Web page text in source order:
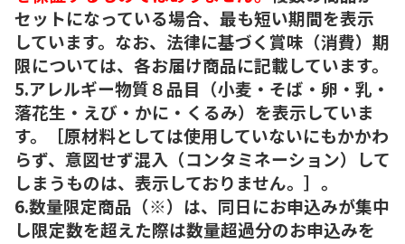
セットになっている場合、最も短い期間を表示
しています。なお、法律に基づく賞味（消費）期
限については、各お届け商品に記載しています。
5.アレルギー物質８品目（小麦・そば・卵・乳・
落花生・えび・かに・くるみ）を表示していま
す。［原材料としては使用していないにもかかわ
らず、意図せず混入（コンタミネーション）して
しまうものは、表示しておりません。］。
6.数量限定商品（※）は、同日にお申込みが集中
し限定数を超えた際は数量超過分のお申込みを